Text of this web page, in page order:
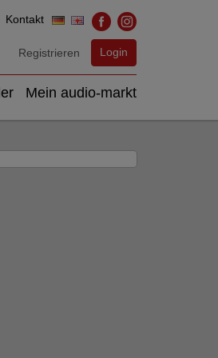
Kontakt
Registrieren Login
Mein audio-markt